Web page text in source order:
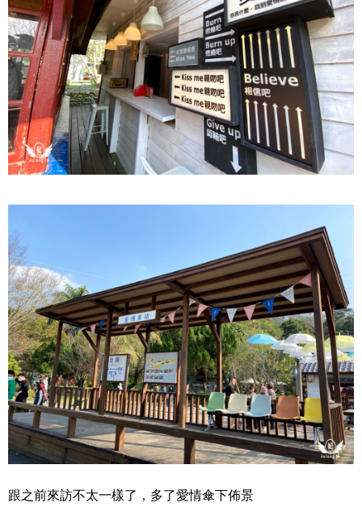
跟之前來訪不太一樣了，多了愛情傘下佈景